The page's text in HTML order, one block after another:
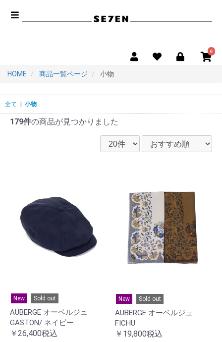
0
HOME 商品一覧ページ 小物
全て 小物
179件の商品が見つかりました
New Sold out
AUBERGE オーベルジュ
GASTON/ ネイビー
￥26,400税込
New Sold out
AUBERGE オーベルジュ
FICHU
￥19,800税込